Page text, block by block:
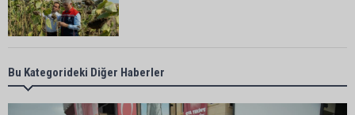
Yedigöze’deki göçüğün nedeni belli oldu
Bu Kategorideki Diğer Haberler